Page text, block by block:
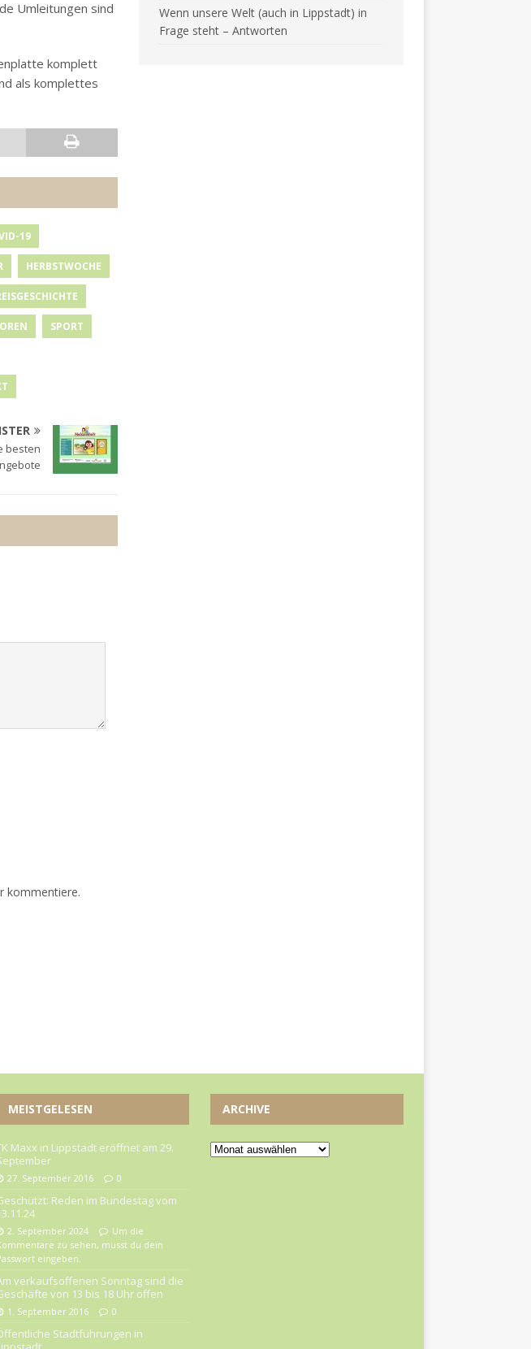
Umleitungen sind
komplett
als komplettes
19
HERBSTWOCHE
SPORT
besten
kommentiere.
Wenn unsere Welt (auch in Lippstadt) in
Frage steht – Antworten
MEISTGELESEN
Maxx in Lippstadt eröffnet am 29.
27. September 2016 0
Reden im Bundestag vom
2. September 2024
Um die
zu sehen, musst du dein
eingeben.
verkaufsoffenen Sonntag sind die
von 13 bis 18 Uhr offen
1. September 2016 0
Stadtführungen in
ARCHIVE